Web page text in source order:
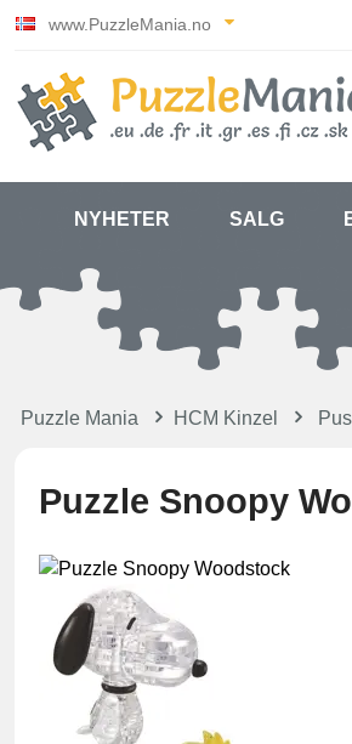
www.PuzzleMania.no
NYHETER SALG
Puzzle Mania HCM Kinzel
Puzzle Snoopy